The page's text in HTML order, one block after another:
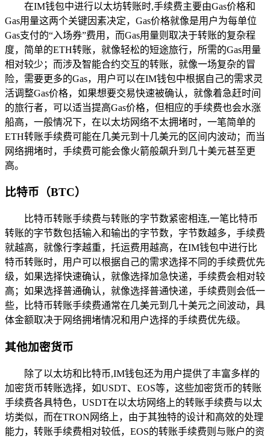
在IM钱包中进行以太坊转账时,手续费主要由Gas价格和
Gas用量这两个关键因素决定，Gas价格就像是用户为每单位
Gas支付的“入场券”费用，而Gas用量则取决于转账的复杂程
度，简单的ETH转账，就像轻松的短途旅行，所需的Gas用量
相对较少；而涉及智能合约交互的转账，就像一场复杂的冒
险，需要更多的Gas，用户可以在IM钱包中根据自己的需求灵
活调整Gas价格，如果想要交易快速被确认，就像着急赶时间
的旅行者，可以适当提高Gas价格，但相应的手续费也会水涨
船高，一般情况下，在以太坊网络不太拥堵时，一笔简单的
ETH转账手续费可能在几美元到十几美元的区间内波动；而当
网络拥堵时，手续费可能会像火箭般飙升到几十美元甚至更
高。
比特币（BTC）
比特币转账手续费与转账的字节数紧密相连,一笔比特币
转账的字节数包括输入和输出的字节数，字节数越多，手续费
就越高，就像行李越重，托运费用越高，在IM钱包中进行比
特币转账时，用户可以根据自己的需求选择不同的手续费优先
级，如果选择快速确认，就像选择加急快递，手续费会相对较
高；如果选择普通确认，就像选择普通快递，手续费则会低一
些，比特币转账手续费通常在几美元到几十美元之间波动，具
体金额取决于网络拥堵情况和用户选择的手续费优先级。
其他加密货币
除了以太坊和比特币,IM钱包还为用户提供了丰富多样的
加密货币转账选择，如USDT、EOS等，这些加密货币的转账
手续费各具特色，USDT在以太坊网络上的转账手续费与以太
坊类似，而在TRON网络上，由于其独特的设计和高效的处理
能力，转账手续费相对较低，EOS的转账手续费则与账户的资